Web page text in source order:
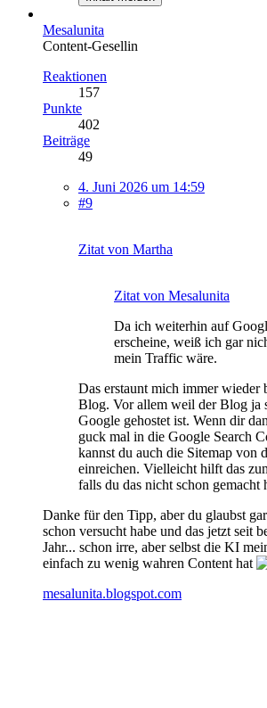
Mesalunita
Content-Gesellin
Reaktionen
157
Punkte
402
Beiträge
49
4. Juni 2026 um 14:59
#9
Zitat von Martha
Zitat von Mesalunita
Da ich weiterhin auf
erscheine, weiß ich gar
mein Traffic wäre.
Das erstaunt mich immer wieder
Blog. Vor allem weil der Blog ja
Google gehostet ist. Wenn dir
guck mal in die Google Search
kannst du auch die Sitemap von
einreichen. Vielleicht hilft das
falls du das nicht schon gemacht
Danke für den Tipp, aber du glaubst
schon versucht habe und das jetzt seit
Jahr... schon irre, aber selbst die KI
einfach zu wenig wahren Content hat
mesalunita.blogspot.com